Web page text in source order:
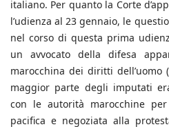
italiano. Per quanto la Corte
l’udienza al 23 gennaio, le
nel corso di questa prima
un avvocato della difesa
marocchina dei diritti dell’uomo
maggior parte degli imputati
con le autorità marocchine
pacifica e negoziata alla